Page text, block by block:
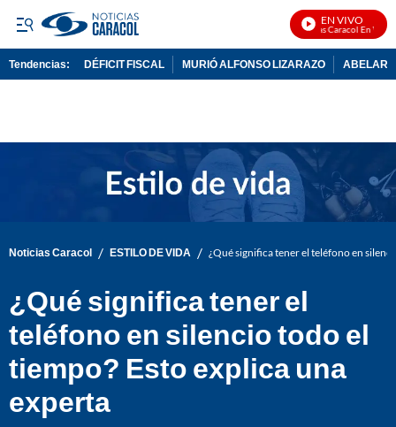
EN VIVO
Noticias Caracol En Vivo
Tendencias: DÉFICIT FISCAL MURIÓ ALFONSO LIZARAZO
Noticias Caracol / ESTILO DE VIDA / ¿Qué significa tener el teléfono en
¿Qué significa tener el
teléfono en silencio todo el
tiempo? Esto explica una
experta